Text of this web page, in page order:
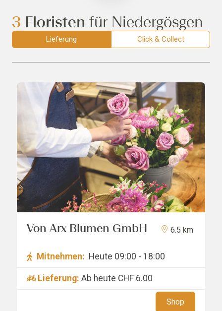
3 Floristen für Niedergösgen
Lieferung Click & Collect
Von Arx Blumen GmbH 6.5 km
Mitnehmen: Heute 09:00 - 18:00
Lieferung: Ab heute CHF 6.00
Shop